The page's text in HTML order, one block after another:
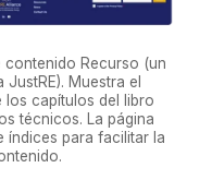
contenido Recurso (un
Muestra el
capítulos del libro
técnicos. La página
índices para facilitar la